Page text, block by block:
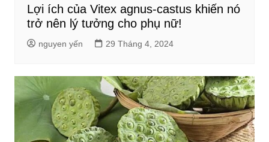
Lợi ích của Vitex agnus-castus khiến nó
trở nên lý tưởng cho phụ nữ!
nguyen yến 29 Tháng 4, 2024